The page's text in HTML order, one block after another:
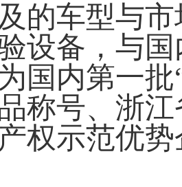
的车型与
设备，与
国内第一
称号、浙
权示范优